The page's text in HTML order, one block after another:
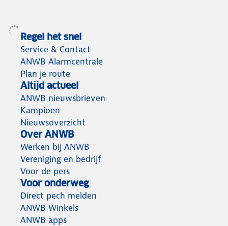
Regel het snel
Service & Contact
ANWB Alarmcentrale
Plan je route
Altijd actueel
ANWB nieuwsbrieven
Kampioen
Nieuwsoverzicht
Over ANWB
Werken bij ANWB
Vereniging en bedrijf
Voor de pers
Voor onderweg
Direct pech melden
ANWB Winkels
ANWB apps